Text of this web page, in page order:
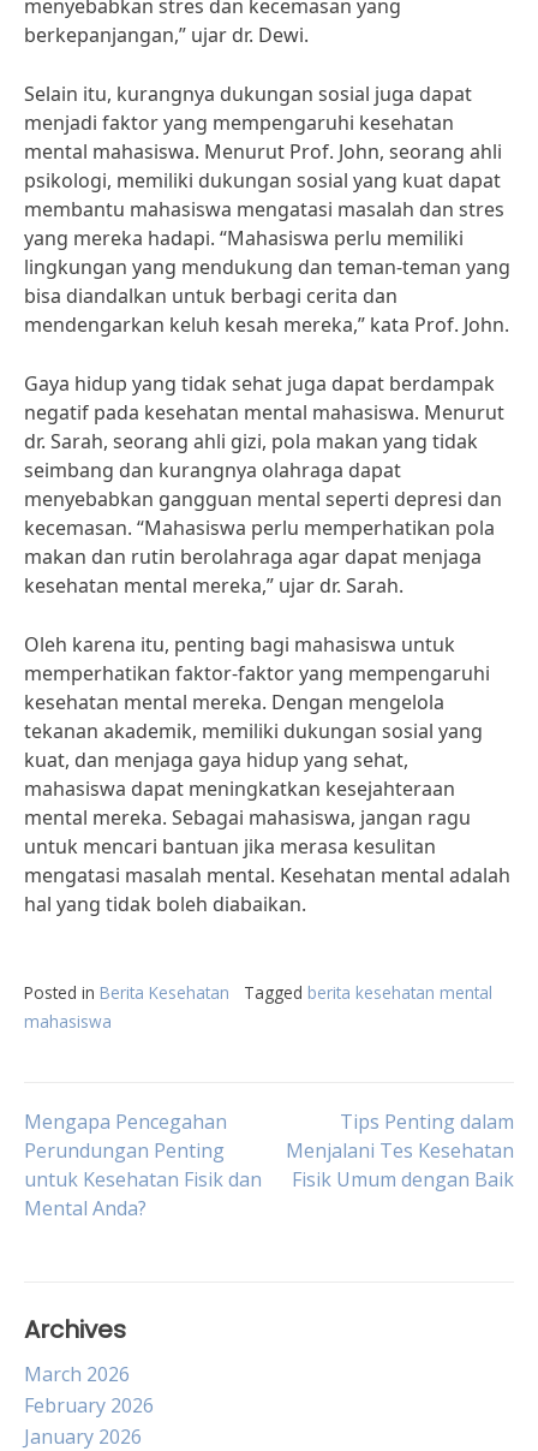
menyebabkan stres dan kecemasan yang
berkepanjangan,” ujar dr. Dewi.
Selain itu, kurangnya dukungan sosial juga dapat
menjadi faktor yang mempengaruhi kesehatan
mental mahasiswa. Menurut Prof. John, seorang ahli
psikologi, memiliki dukungan sosial yang kuat dapat
membantu mahasiswa mengatasi masalah dan stres
yang mereka hadapi. “Mahasiswa perlu memiliki
lingkungan yang mendukung dan teman-teman yang
bisa diandalkan untuk berbagi cerita dan
mendengarkan keluh kesah mereka,” kata Prof. John.
Gaya hidup yang tidak sehat juga dapat berdampak
negatif pada kesehatan mental mahasiswa. Menurut
dr. Sarah, seorang ahli gizi, pola makan yang tidak
seimbang dan kurangnya olahraga dapat
menyebabkan gangguan mental seperti depresi dan
kecemasan. “Mahasiswa perlu memperhatikan pola
makan dan rutin berolahraga agar dapat menjaga
kesehatan mental mereka,” ujar dr. Sarah.
Oleh karena itu, penting bagi mahasiswa untuk
memperhatikan faktor-faktor yang mempengaruhi
kesehatan mental mereka. Dengan mengelola
tekanan akademik, memiliki dukungan sosial yang
kuat, dan menjaga gaya hidup yang sehat,
mahasiswa dapat meningkatkan kesejahteraan
mental mereka. Sebagai mahasiswa, jangan ragu
untuk mencari bantuan jika merasa kesulitan
mengatasi masalah mental. Kesehatan mental adalah
hal yang tidak boleh diabaikan.
Posted in Berita Kesehatan Tagged berita kesehatan mental
mahasiswa
Post
navigation
Mengapa Pencegahan
Perundungan Penting
untuk Kesehatan Fisik dan
Mental Anda?
Tips Penting dalam
Menjalani Tes Kesehatan
Fisik Umum dengan Baik
Archives
March 2026
February 2026
January 2026